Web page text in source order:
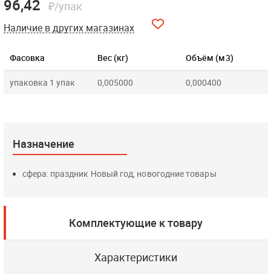
Фасовка Вес (кг) Объём (м3)
упаковка 1 упак 0,005000 0,000400
96,42 ₽/упак
Наличие в других магазинах
Назначение
сфера: праздник Новый год, новогодние товары
Комплектующие к товару
Характеристики